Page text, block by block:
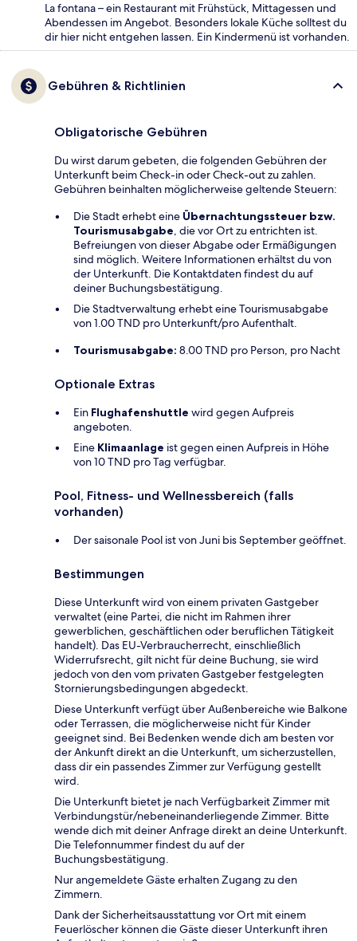
La fontana – ein Restaurant mit Frühstück, Mittagessen und
Abendessen im Angebot. Besonders lokale Küche solltest du
dir hier nicht entgehen lassen. Ein Kindermenü ist vorhanden.
Gebühren & Richtlinien
Obligatorische Gebühren
Du wirst darum gebeten, die folgenden Gebühren der
Unterkunft beim Check-in oder Check-out zu zahlen.
Gebühren beinhalten möglicherweise geltende Steuern:
Die Stadt erhebt eine Übernachtungssteuer bzw.
Tourismusabgabe, die vor Ort zu entrichten ist.
Befreiungen von dieser Abgabe oder Ermäßigungen
sind möglich. Weitere Informationen erhältst du von
der Unterkunft. Die Kontaktdaten findest du auf
deiner Buchungsbestätigung.
Die Stadtverwaltung erhebt eine Tourismusabgabe
von 1.00 TND pro Unterkunft/pro Aufenthalt.
Tourismusabgabe: 8.00 TND pro Person, pro Nacht
Optionale Extras
Ein Flughafenshuttle wird gegen Aufpreis
angeboten.
Eine Klimaanlage ist gegen einen Aufpreis in Höhe
von 10 TND pro Tag verfügbar.
Pool, Fitness- und Wellnessbereich (falls
vorhanden)
Der saisonale Pool ist von Juni bis September geöffnet.
Bestimmungen
Diese Unterkunft wird von einem privaten Gastgeber
verwaltet (eine Partei, die nicht im Rahmen ihrer
gewerblichen, geschäftlichen oder beruflichen Tätigkeit
handelt). Das EU-Verbraucherrecht, einschließlich
Widerrufsrecht, gilt nicht für deine Buchung, sie wird
jedoch von den vom privaten Gastgeber festgelegten
Stornierungsbedingungen abgedeckt.
Diese Unterkunft verfügt über Außenbereiche wie Balkone
oder Terrassen, die möglicherweise nicht für Kinder
geeignet sind. Bei Bedenken wende dich am besten vor
der Ankunft direkt an die Unterkunft, um sicherzustellen,
dass dir ein passendes Zimmer zur Verfügung gestellt
wird.
Die Unterkunft bietet je nach Verfügbarkeit Zimmer mit
Verbindungstür/nebeneinanderliegende Zimmer. Bitte
wende dich mit deiner Anfrage direkt an deine Unterkunft.
Die Telefonnummer findest du auf der
Buchungsbestätigung.
Nur angemeldete Gäste erhalten Zugang zu den
Zimmern.
Dank der Sicherheitsausstattung vor Ort mit einem
Feuerlöscher können die Gäste dieser Unterkunft ihren